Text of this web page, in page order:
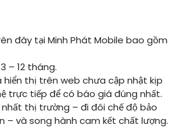
đây tại Minh Phát Mobile bao gồm
– 12 tháng.
hiển thị trên web chưa cập nhật kịp
trực tiếp để có báo giá đúng nhất.
nhất thị trường – đi đôi chế độ bảo
– và song hành cam kết chất lượng.